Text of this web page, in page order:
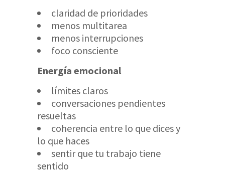
claridad de prioridades
menos multitarea
menos interrupciones
foco consciente
Energía emocional
límites claros
conversaciones pendientes
resueltas
coherencia entre lo que dices y
lo que haces
sentir que tu trabajo tiene
sentido